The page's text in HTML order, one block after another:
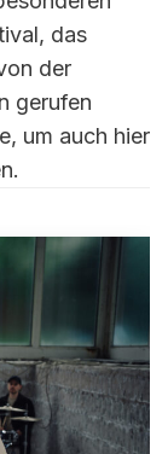
das
der
gerufen
um auch hier